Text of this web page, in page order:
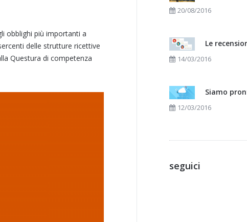
obblighi più importanti a
delle strutture ricettive
Questura di competenza
20/08/2016
14/03/2016
12/03/2016
seguici